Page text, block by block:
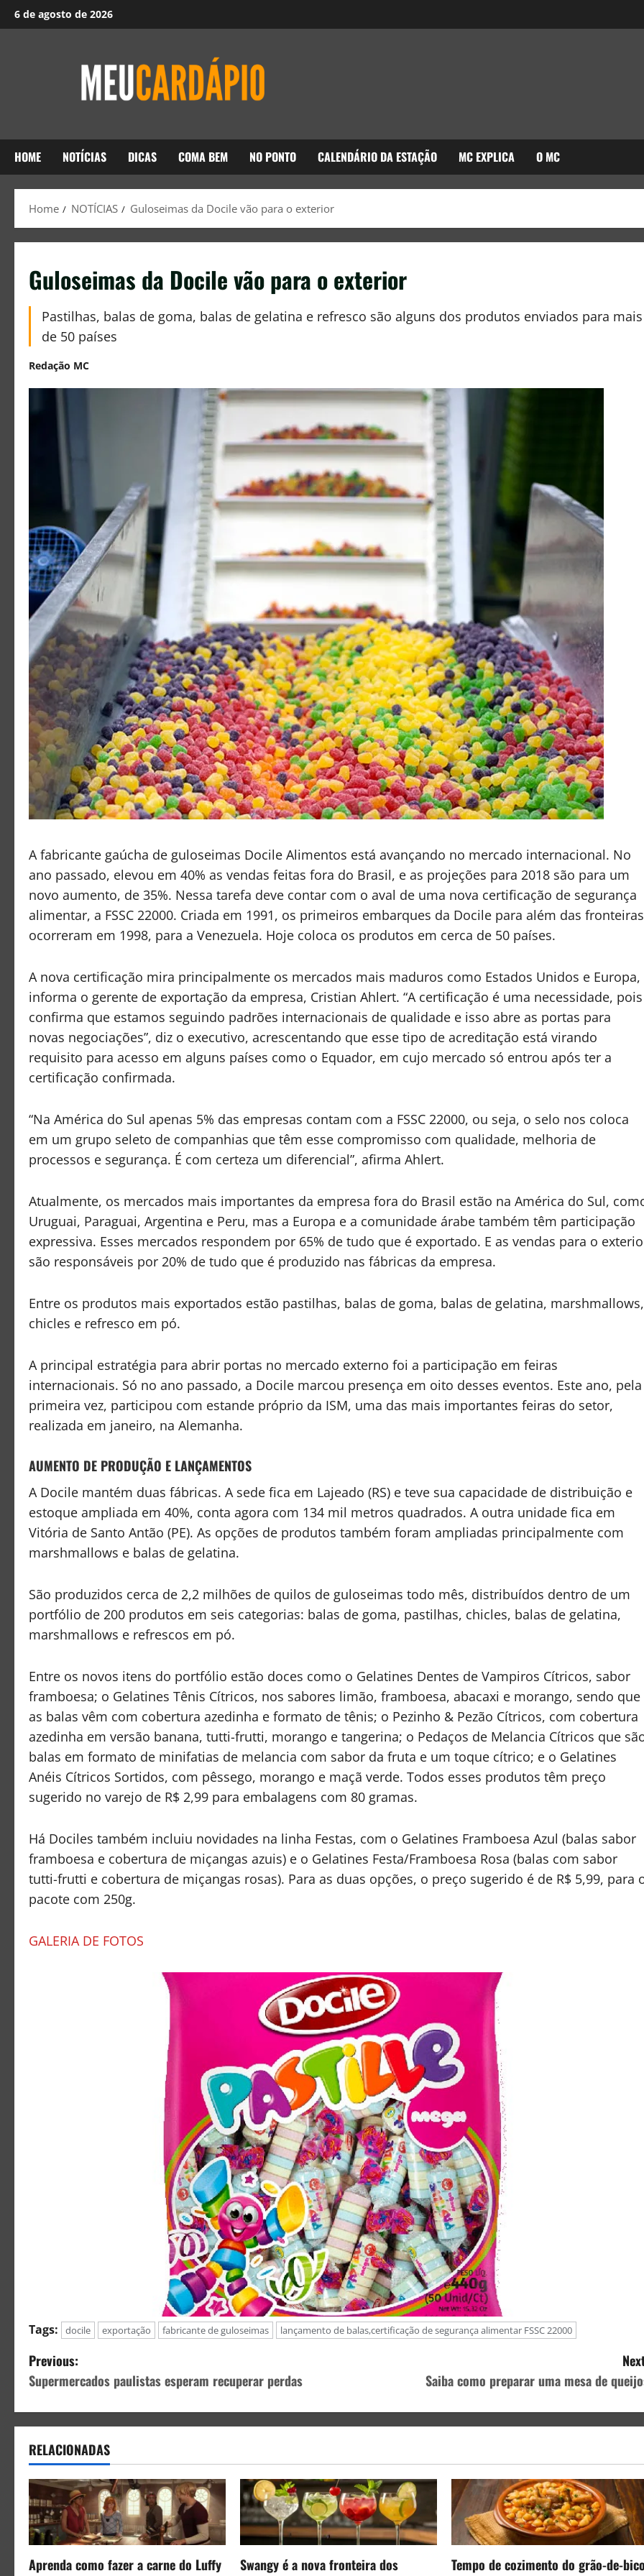
6 de agosto de 2026
HOME NOTÍCIAS DICAS COMA BEM NO PONTO CALENDÁRIO DA ESTAÇÃO MC EXPLICA O MC
Home NOTÍCIAS Guloseimas da Docile vão para o exterior
Guloseimas da Docile vão para o exterior
Pastilhas, balas de goma, balas de gelatina e refresco são alguns dos produtos enviados para mais
de 50 países
Redação MC
A fabricante gaúcha de guloseimas Docile Alimentos está avançando no mercado internacional. No
ano passado, elevou em 40% as vendas feitas fora do Brasil, e as projeções para 2018 são para um
novo aumento, de 35%. Nessa tarefa deve contar com o aval de uma nova certificação de segurança
alimentar, a FSSC 22000. Criada em 1991, os primeiros embarques da Docile para além das fronteiras
ocorreram em 1998, para a Venezuela. Hoje coloca os produtos em cerca de 50 países.
A nova certificação mira principalmente os mercados mais maduros como Estados Unidos e Europa,
informa o gerente de exportação da empresa, Cristian Ahlert. “A certificação é uma necessidade, pois
confirma que estamos seguindo padrões internacionais de qualidade e isso abre as portas para
novas negociações”, diz o executivo, acrescentando que esse tipo de acreditação está virando
requisito para acesso em alguns países como o Equador, em cujo mercado só entrou após ter a
certificação confirmada.
“Na América do Sul apenas 5% das empresas contam com a FSSC 22000, ou seja, o selo nos coloca
em um grupo seleto de companhias que têm esse compromisso com qualidade, melhoria de
processos e segurança. É com certeza um diferencial”, afirma Ahlert.
Atualmente, os mercados mais importantes da empresa fora do Brasil estão na América do Sul,
Uruguai, Paraguai, Argentina e Peru, mas a Europa e a comunidade árabe também têm participação
expressiva. Esses mercados respondem por 65% de tudo que é exportado. E as vendas para o
são responsáveis por 20% de tudo que é produzido nas fábricas da empresa.
Entre os produtos mais exportados estão pastilhas, balas de goma, balas de gelatina, marshmallows,
chicles e refresco em pó.
A principal estratégia para abrir portas no mercado externo foi a participação em feiras
internacionais. Só no ano passado, a Docile marcou presença em oito desses eventos. Este ano, pela
primeira vez, participou com estande próprio da ISM, uma das mais importantes feiras do setor,
realizada em janeiro, na Alemanha.
AUMENTO DE PRODUÇÃO E LANÇAMENTOS
A Docile mantém duas fábricas. A sede fica em Lajeado (RS) e teve sua capacidade de distribuição e
estoque ampliada em 40%, conta agora com 134 mil metros quadrados. A outra unidade fica em
Vitória de Santo Antão (PE). As opções de produtos também foram ampliadas principalmente com
marshmallows e balas de gelatina.
São produzidos cerca de 2,2 milhões de quilos de guloseimas todo mês, distribuídos dentro de um
portfólio de 200 produtos em seis categorias: balas de goma, pastilhas, chicles, balas de gelatina,
marshmallows e refrescos em pó.
Entre os novos itens do portfólio estão doces como o Gelatines Dentes de Vampiros Cítricos, sabor
framboesa; o Gelatines Tênis Cítricos, nos sabores limão, framboesa, abacaxi e morango, sendo que
as balas vêm com cobertura azedinha e formato de tênis; o Pezinho & Pezão Cítricos, com cobertura
azedinha em versão banana, tutti-frutti, morango e tangerina; o Pedaços de Melancia Cítricos que
balas em formato de minifatias de melancia com sabor da fruta e um toque cítrico; e o Gelatines
Anéis Cítricos Sortidos, com pêssego, morango e maçã verde. Todos esses produtos têm preço
sugerido no varejo de R$ 2,99 para embalagens com 80 gramas.
Há Dociles também incluiu novidades na linha Festas, com o Gelatines Framboesa Azul (balas sabor
framboesa e cobertura de miçangas azuis) e o Gelatines Festa/Framboesa Rosa (balas com sabor
tutti-frutti e cobertura de miçangas rosas). Para as duas opções, o preço sugerido é de R$ 5,99, para
pacote com 250g.
GALERIA DE FOTOS
Tags: docile exportação fabricante de guloseimas lançamento de balas,certificação de segurança alimentar FSSC 22000
Previous:
Supermercados paulistas esperam recuperar perdas
Saiba como preparar uma mesa de
RELACIONADAS
Aprenda como fazer a carne do Luffy
Swangy é a nova fronteira dos
Tempo de cozimento do grão-de-